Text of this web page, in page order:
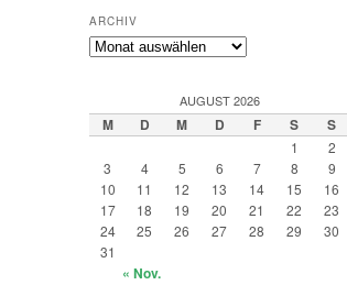
ARCHIV
Archiv
AUGUST 2026
M D M D F S S
1
2
3
4 5 6 7 8
9
10
11 12 13 14 15
16
17
18 19 20 21 22
23
24
25 26 27 28 29
30
31
« Nov.